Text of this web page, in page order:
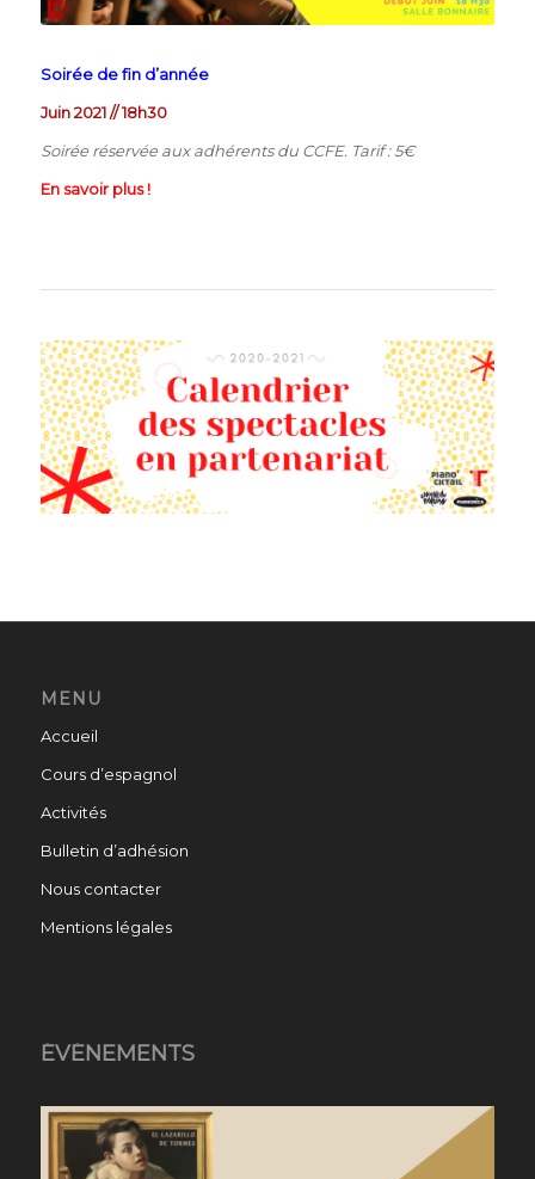
Soirée de fin d’année
Juin 2021 // 18h30
Soirée réservée aux adhérents du CCFE. Tarif : 5€
En savoir plus !
MENU
Accueil
Cours d’espagnol
Activités
Bulletin d’adhésion
Nous contacter
Mentions légales
ÉVÉNEMENTS